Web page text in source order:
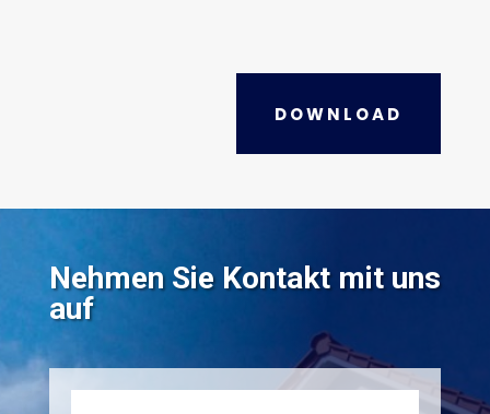
DOWNLOAD
Nehmen Sie Kontakt mit uns
auf